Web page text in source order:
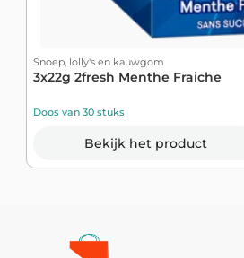
Snoep, lolly's en kauwgom
3x22g 2fresh Menthe Fraiche
Doos van 30 stuks
Bekijk het product